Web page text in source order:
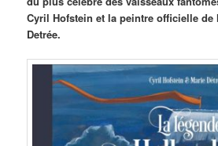
Cyril Hofstein et la peintre officielle de
Detrée.